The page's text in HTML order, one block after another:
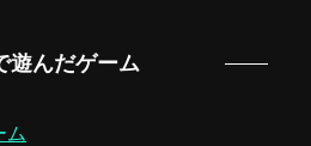
遊んだゲーム
ム